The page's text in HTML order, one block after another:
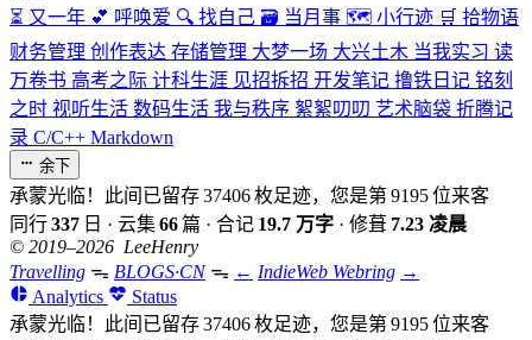
⏳ 又一年 💕 呼唤爱 🔍 找自己 🗃️ 当月事 🗺 小行迹 🛒 拾物语
财务管理 创作表达 存储管理 大梦一场 大兴土木 当我实习 读
万卷书 高考之际 计科生涯 见招拆招 开发笔记 撸铁日记 铭刻
之时 视听生活 数码生活 我与秩序 絮絮叨叨 艺术脑袋 折腾记
录 C/C++ Markdown
余下
承蒙光临！此间已留存37406枚足迹，您是第9195位来客
同行337 日 · 云集66篇 · 合记 19.7 万字 · 修葺 7.23 凌晨
© 2019–2026 LeeHenry
Travelling ᯓ BLOGS·CN ᯓ ← IndieWeb Webring →
Analytics
Status
承蒙光临！此间已留存37406枚足迹，您是第9195位来客